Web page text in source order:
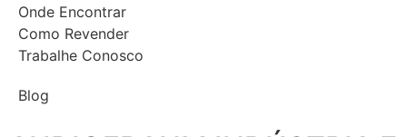
Onde Encontrar
Como Revender
Trabalhe Conosco
Blog